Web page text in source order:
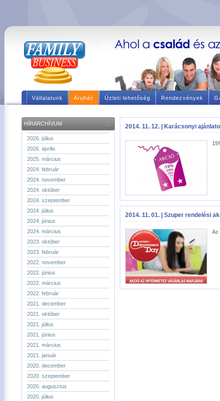
Vállalatunk Áruház Üzleti lehetőség Rendezvények
HÍRARCHÍVUM
2026. július
2026. április
2025. március
2024. február
2024. november
2024. október
2024. szeptember
2024. július
2024. június
2024. március
2023. október
2023. február
2022. november
2022. június
2022. március
2022. február
2021. december
2021. október
2021. július
2021. június
2021. március
2021. január
2020. december
2020. szeptember
2020. augusztus
2020. július
2014. 11. 12. | Karácsonyi
2014. 11. 01. | Szuper rendelési
Az